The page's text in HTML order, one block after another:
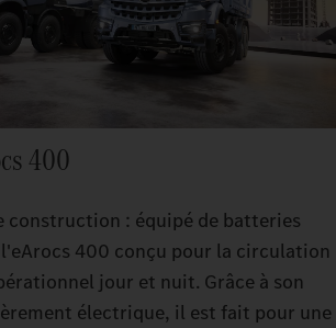
400
construction : équipé de batteries
l'eArocs 400 conçu pour la circulation
jour et nuit. Grâce à son
électrique, il est fait pour une